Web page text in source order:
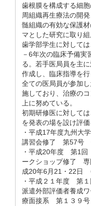
歯根膜を構成する細
周組織再生療法の開
髄組織の有効な保護
マとした研究に取り組
歯学部学生に対して
－6年次の臨床予備実
る。若手医局員を主
作成し、臨床指導を行
全ての医局員が参加
施しており、治療の
上に努めている。
初期研修医に対して
を発表の場を設け評価
・平成17年度九州大
講習会修了 第57号
・平成20年度 第1
ークショップ修了
成20年6月21・22日
・平成２１年度 第
派遣外部評価者養成
療面接系 第１３９